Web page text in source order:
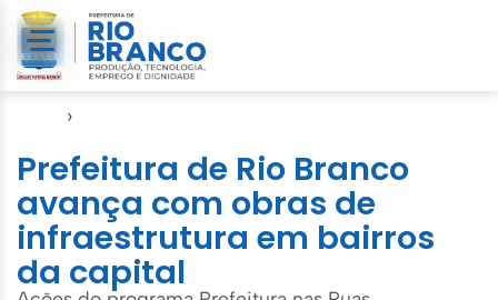
›
Prefeitura de Rio Branco
avança com obras de
infraestrutura em bairros
da capital